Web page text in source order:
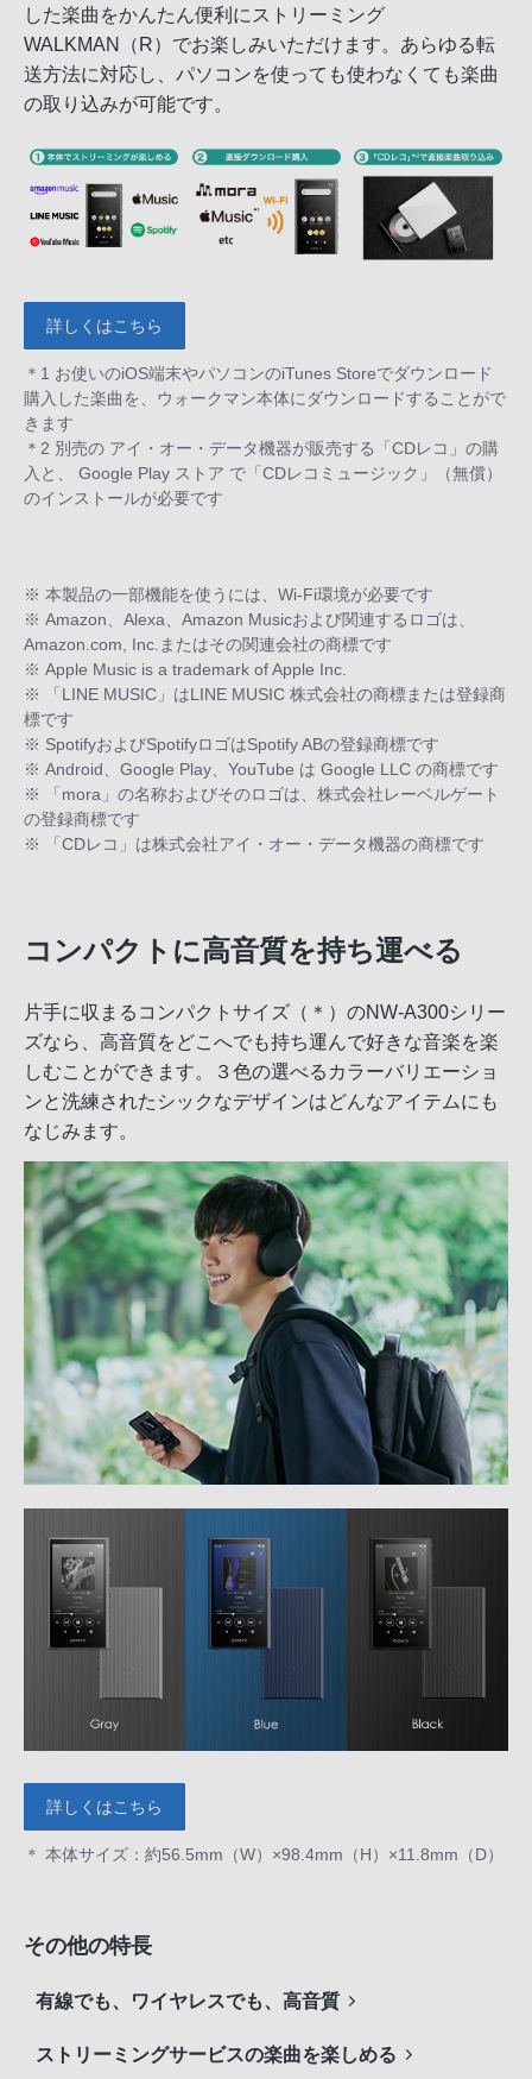
した楽曲をかんたん便利にストリーミング
WALKMAN（R）でお楽しみいただけます。あらゆる転
送方法に対応し、パソコンを使っても使わなくても楽曲
の取り込みが可能です。
詳しくはこちら
＊1 お使いのiOS端末やパソコンのiTunes Storeでダウンロード
購入した楽曲を、ウォークマン本体にダウンロードすることがで
きます
＊2 別売の アイ・オー・データ機器が販売する「CDレコ」の購
入と、 Google Play ストア で「CDレコミュージック」（無償）
のインストールが必要です
※ 本製品の一部機能を使うには、Wi-Fi環境が必要です
※ Amazon、Alexa、Amazon Musicおよび関連するロゴは、
Amazon.com, Inc.またはその関連会社の商標です
※ Apple Music is a trademark of Apple Inc.
※ 「LINE MUSIC」はLINE MUSIC 株式会社の商標または登録商
標です
※ SpotifyおよびSpotifyロゴはSpotify ABの登録商標です
※ Android、Google Play、YouTube は Google LLC の商標です
※ 「mora」の名称およびそのロゴは、株式会社レーベルゲート
の登録商標です
※ 「CDレコ」は株式会社アイ・オー・データ機器の商標です
コンパクトに高音質を持ち運べる
片手に収まるコンパクトサイズ（＊）のNW-A300シリー
ズなら、高音質をどこへでも持ち運んで好きな音楽を楽
しむことができます。３色の選べるカラーバリエーショ
ンと洗練されたシックなデザインはどんなアイテムにも
なじみます。
詳しくはこちら
＊ 本体サイズ：約56.5mm（W）×98.4mm（H）×11.8mm（D）
その他の特長
有線でも、ワイヤレスでも、高音質
ストリーミングサービスの楽曲を楽しめる